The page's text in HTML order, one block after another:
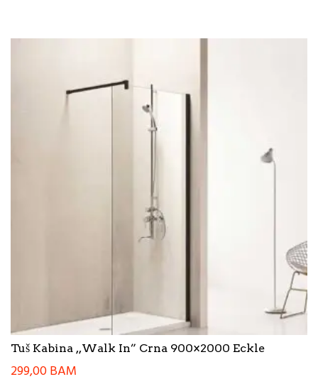
Tuš Kabina ,,Walk In” Crna 900×2000 Eckle
299,00BAM